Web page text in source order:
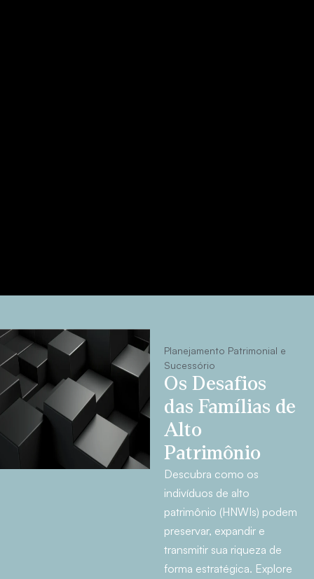
Planejamento Patrimonial e
Sucessório
Os Desafios
das Famílias de
Alto
Patrimônio
Descubra como os
indivíduos de alto
patrimônio (HNWIs) podem
preservar, expandir e
transmitir sua riqueza de
forma estratégica. Explore